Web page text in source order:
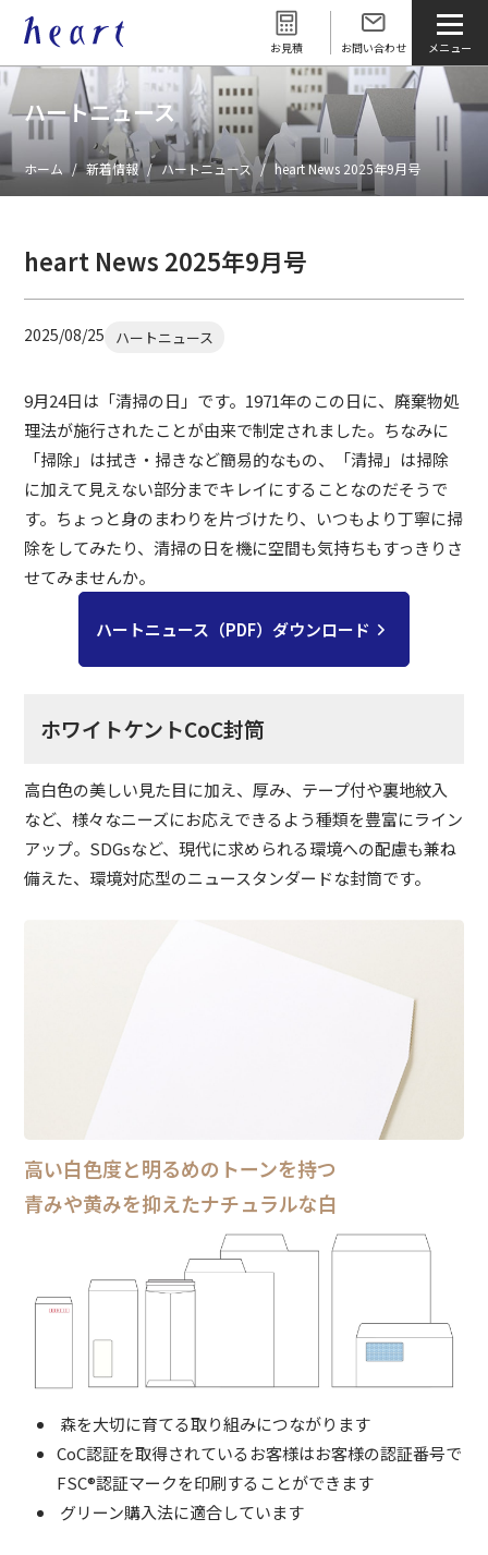
お見積 お問い合わせ
ハートニュース
ホーム 新着情報 ハートニュース heart News 2025年9月号
heart News 2025年9月号
2025/08/25 ハートニュース
9月24日は「清掃の日」です。1971年のこの日に、廃棄物処
理法が施行されたことが由来で制定されました。ちなみに
「掃除」は拭き・掃きなど簡易的なもの、「清掃」は掃除
に加えて見えない部分までキレイにすることなのだそうで
す。ちょっと身のまわりを片づけたり、いつもより丁寧に掃
除をしてみたり、清掃の日を機に空間も気持ちもすっきりさ
せてみませんか。
ハートニュース（PDF）ダウンロード
ホワイトケントCoC封筒
高白色の美しい見た目に加え、厚み、テープ付や裏地紋入
など、様々なニーズにお応えできるよう種類を豊富にライン
アップ。SDGsなど、現代に求められる環境への配慮も兼ね
備えた、環境対応型のニュースタンダードな封筒です。
高い白色度と明るめのトーンを持つ
青みや黄みを抑えたナチュラルな白
森を大切に育てる取り組みにつながります
CoC認証を取得されているお客様はお客様の認証番号で
FSC®認証マークを印刷することができます
グリーン購入法に適合しています